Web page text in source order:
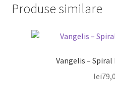
Produse similare
lei